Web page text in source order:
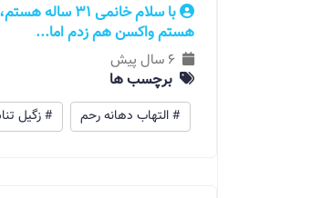
هستم واکسن هم زدم اما...
6 سال پیش
برچسب ها
# التهاب دهانه رحم # زگیل